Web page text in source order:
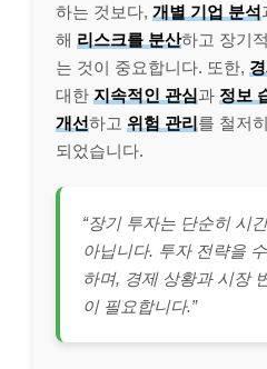
하는 것보다, 개별 기업 분석
해 리스크를 분산하고 장기
는 것이 중요합니다. 또한,
대한 지속적인 관심과 정보
개선하고 위험 관리를 철저
되었습니다.
“장기 투자는 단순히 시
아닙니다. 투자 전략을
하며, 경제 상황과 시장
이 필요합니다.”